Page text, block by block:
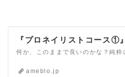
『プロネイリストコース①』
ameblo.jp